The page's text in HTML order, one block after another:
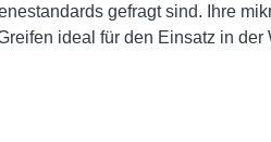
gefragt sind. Ihre
ideal für den Einsatz in